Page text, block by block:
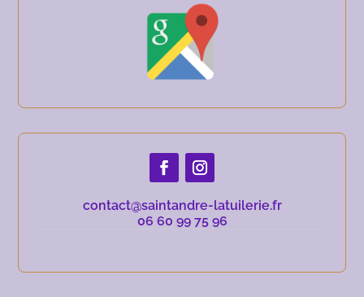
contact@saintandre-latuilerie.fr
06 60 99 75 96